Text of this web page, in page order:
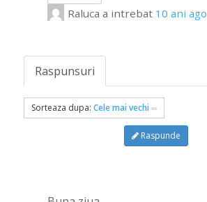
Raluca a intrebat 10 ani ago
Raspunsuri
Sorteaza dupa: Cele mai vechi
Raspunde